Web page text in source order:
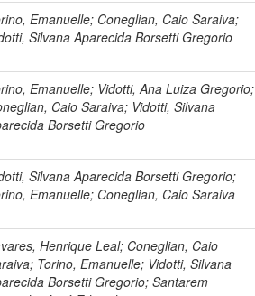
Emanuelle; Coneglian, Caio Saraiva;
Silvana Aparecida Borsetti Gregorio
Emanuelle; Vidotti, Ana Luiza Gregorio;
Caio Saraiva; Vidotti, Silvana
Borsetti Gregorio
Silvana Aparecida Borsetti Gregorio;
Emanuelle; Coneglian, Caio Saraiva
Henrique Leal; Coneglian, Caio
Torino, Emanuelle; Vidotti, Silvana
Borsetti Gregorio; Santarem